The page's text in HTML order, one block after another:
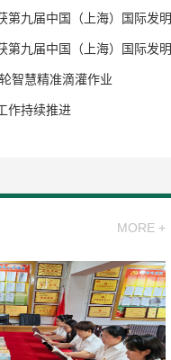
第九届中国（上海）国际发
第九届中国（上海）国际发
智慧精准滴灌作业
作持续推进
MORE +